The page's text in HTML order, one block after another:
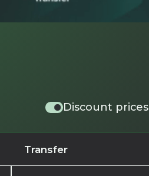
Discount prices
Transfer